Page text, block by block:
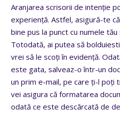
Aranjarea scrisorii de intenție
experiență. Astfel, asigură-te
bine pus la punct cu numele
Totodată, ai putea să
vrei să le scoți în evidență.
este gata, salveaz-o într-un
un prim e-mail, pe care ți-l poți
vei asigura că formatarea
odată ce este descărcată de